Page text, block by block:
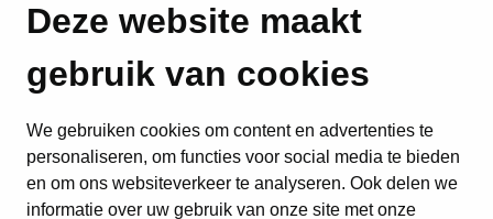
Deze website maakt
gebruik van cookies
We gebruiken cookies om content en advertenties te
personaliseren, om functies voor social media te bieden
en om ons websiteverkeer te analyseren. Ook delen we
informatie over uw gebruik van onze site met onze